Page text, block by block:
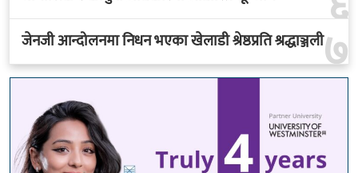
७
जेनजी आन्दोलनमा निधन भएका खेलाडी श्रेष्ठप्रति श्रद्धाञ्जली